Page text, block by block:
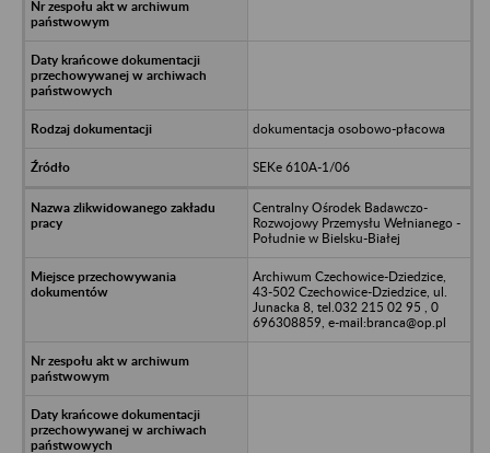
dokumentacja osobowo-płacowa
SEKe 610A-1/06
Centralny Ośrodek Badawczo-
Rozwojowy Przemysłu Wełnianego -
Południe w Bielsku-Białej
Archiwum Czechowice-Dziedzice,
43-502 Czechowice-Dziedzice, ul.
Junacka 8, tel.032 215 02 95 , 0
696308859, e-mail:branca@op.pl